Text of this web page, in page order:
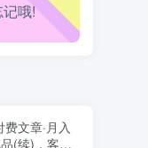
哦!
文章·月入
(续)，客单